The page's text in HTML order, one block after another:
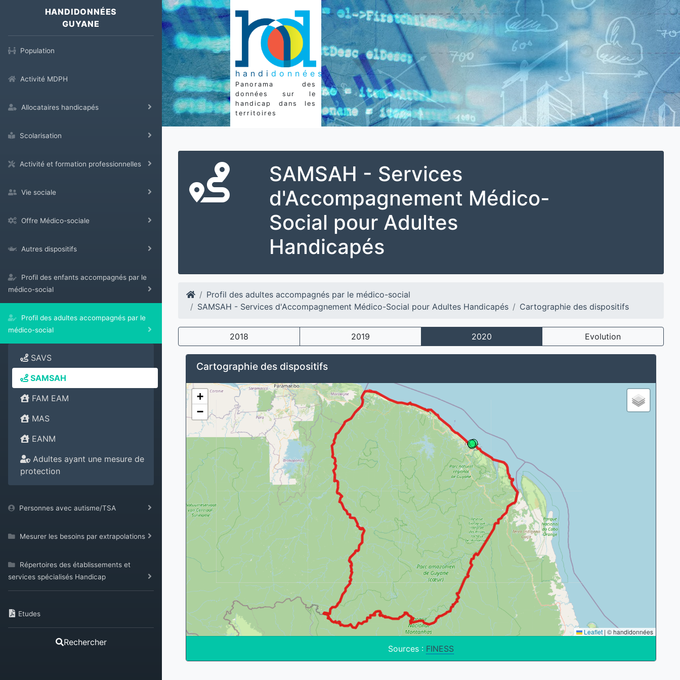
HANDIDONNÉES
GUYANE
Population
Activité MDPH
Allocataires handicapés
Scolarisation
Activité et formation professionnelles
Vie sociale
Offre Médico-sociale
Autres dispositifs
Profil des enfants accompagnés par le
médico-social
Profil des adultes accompagnés par le
médico-social
SAVS
SAMSAH
FAM EAM
MAS
EANM
Adultes ayant une mesure de
protection
Personnes avec autisme/TSA
Mesurer les besoins par extrapolations
Répertoires des établissements et
services spécialisés Handicap
Etudes
Rechercher
handi données
Panorama des
données sur le
handicap dans les
territoires
SAMSAH - Services
d'Accompagnement Médico-
Social pour Adultes
Handicapés
Profil des adultes accompagnés par le médico-social
SAMSAH - Services d'Accompagnement Médico-Social pour Adultes Handicapés
Cartographie des dispositifs
2018 2019 2020 Evolution
Cartographie des dispositifs
+
−
Leaflet | © handidonnées
Sources : FINESS